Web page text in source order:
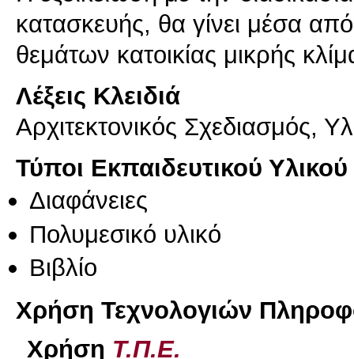
κατασκευής, θα γίνει μέσα
Λέξεις Κλειδιά
Αρχιτεκτονικός Σχεδιασμός,
Τύποι Εκπαιδευτικού Υλικού
Διαφάνειες
Πολυμεσικό υλικό
Βιβλίο
Χρήση Τεχνολογιών
Χρήση Τ.Π.Ε.